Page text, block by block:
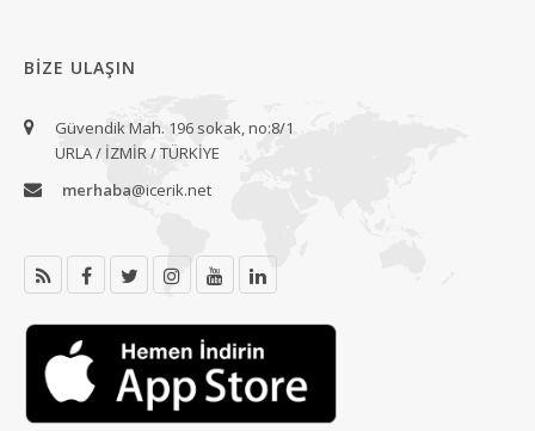
BIZE ULAŞIN
Güvendik Mah. 196 sokak, no:8/1
URLA / İZMİR / TÜRKİYE
merhaba@icerik.net